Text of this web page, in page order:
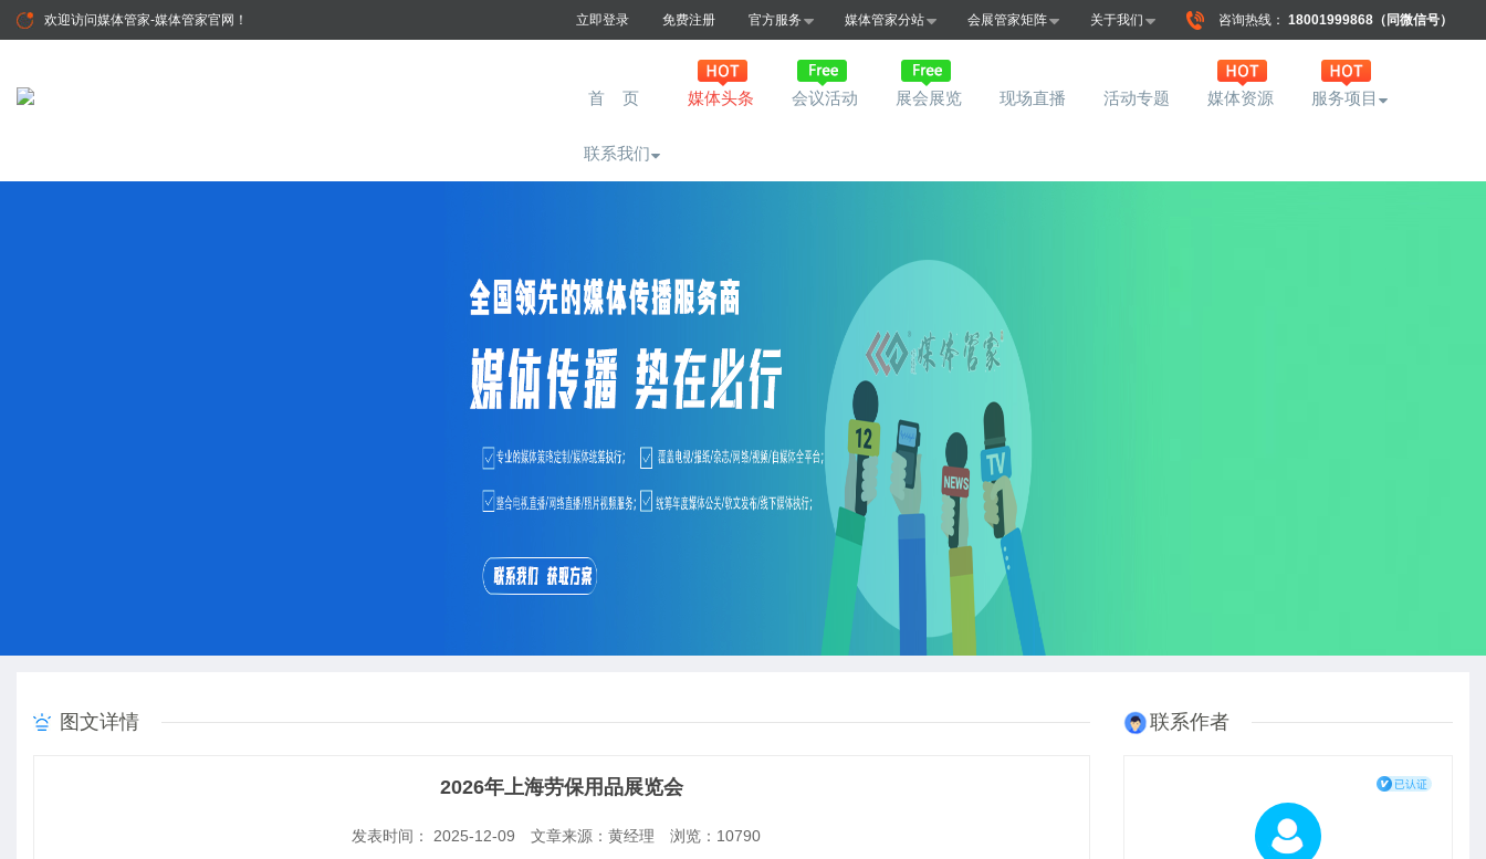
欢迎访问媒体管家-媒体管家官网 ！ 立即登录 免费注册 官方服务 媒体管家分站 会展管家矩阵 关于我们 咨询热线： 18001999868（同微信号）
首 页 媒体头条 会议活动 展会展览 现场直播 活动专题 媒体资源 服务项目
联系我们
图文详情
2026年上海劳保用品展览会
发表时间： 2025-12-09 文章来源：黄经理 浏览： 10790
联系作者